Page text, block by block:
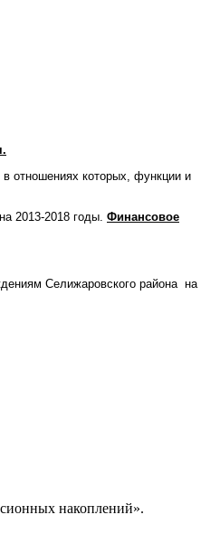
отношениях которых, функции и
2013-2018 годы. Финансовое
Селижаровского района на
накоплений».